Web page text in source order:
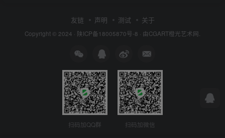
友链 声明 测试 关于
Copyright © 2024 · 陕ICP备18005870号-8 · 由CGART橙光艺术网.
扫码加QQ群 扫码加微信